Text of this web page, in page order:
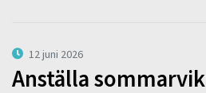
12 juni 2026
Anställa